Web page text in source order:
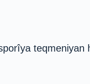
teqmeniyan